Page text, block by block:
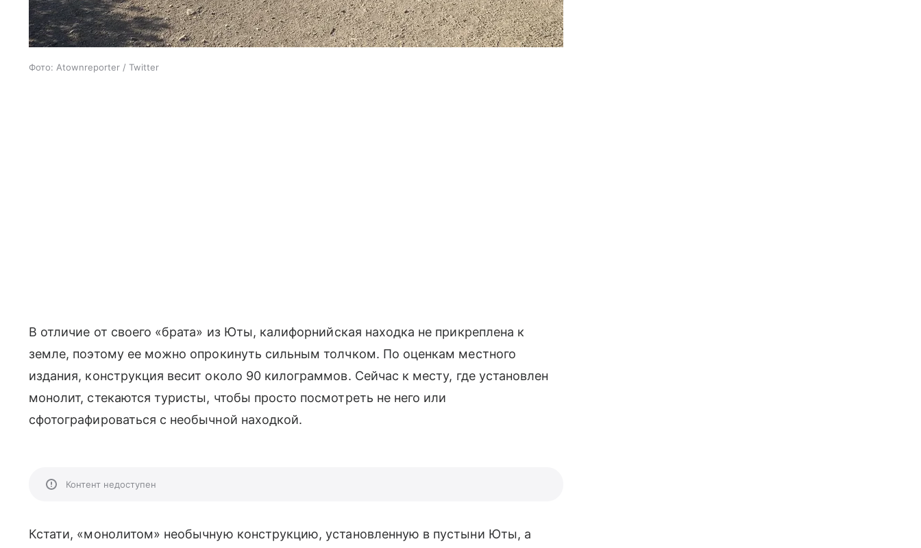
Фото: Atownreporter / Twitter
В отличие от своего «брата» из Юты, калифорнийская находка не прикреплена к
земле, поэтому ее можно опрокинуть сильным толчком. По оценкам местного
издания, конструкция весит около 90 килограммов. Сейчас к месту, где установлен
монолит, стекаются туристы, чтобы просто посмотреть не него или
сфотографироваться с необычной находкой.
Контент недоступен
Кстати, «монолитом» необычную конструкцию, установленную в пустыни Юты, а